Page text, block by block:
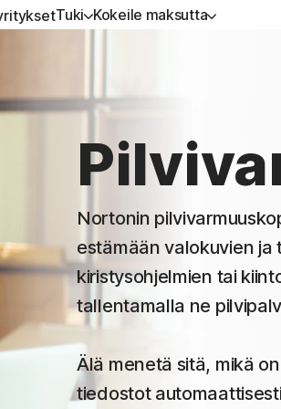
Norton Mobile Security
Norton Mobile Security
Tuki Kokeile maksutta
Nortonin
estämään valokuvien
kiristysohjelmien tai
tallentamalla ne
Älä menetä sitä, mikä
tiedostot